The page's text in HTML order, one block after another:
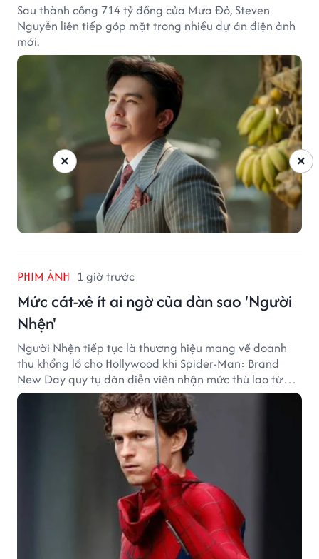
Sau thành công 714 tỷ đồng của Mưa Đỏ, Steven
Nguyễn liên tiếp góp mặt trong nhiều dự án điện ảnh
mới.
PHIM ẢNH 1 giờ trước
Mức cát-xê ít ai ngờ của dàn sao 'Người
Nhện'
Người Nhện tiếp tục là thương hiệu mang về doanh
thu khổng lồ cho Hollywood khi Spider-Man: Brand
New Day quy tụ dàn diễn viên nhận mức thù lao từ
hàng chục đến hàng trăm tỷ đồng. Thành công phòng
vé của bộ phim cũng giúp nhiều ngôi sao sở hữu khoản
thu nhập đáng mơ ước.
×
×